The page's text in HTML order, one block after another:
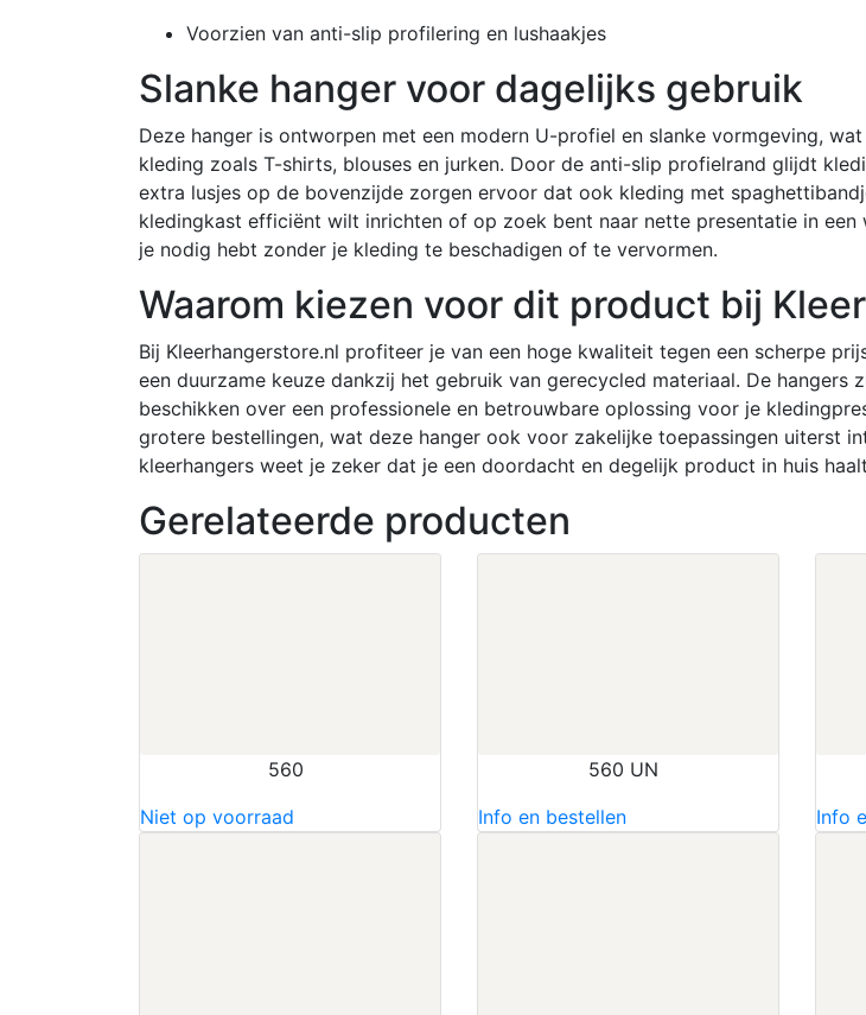
Voorzien van anti-slip profilering en lushaakjes
Slanke hanger voor dagelijks gebruik
Deze hanger is ontworpen met een modern U-profiel en slanke vormgeving,
kleding zoals T-shirts, blouses en jurken. Door de anti-slip profielrand glijdt
extra lusjes op de bovenzijde zorgen ervoor dat ook kleding met
kledingkast efficiënt wilt inrichten of op zoek bent naar nette presentatie in
je nodig hebt zonder je kleding te beschadigen of te vervormen.
Waarom kiezen voor dit product bij
Bij Kleerhangerstore.nl profiteer je van een hoge kwaliteit tegen een scherpe
een duurzame keuze dankzij het gebruik van gerecycled materiaal. De
beschikken over een professionele en betrouwbare oplossing voor je
grotere bestellingen, wat deze hanger ook voor zakelijke toepassingen uiterst
kleerhangers weet je zeker dat je een doordacht en degelijk product in huis
Gerelateerde producten
560
Niet op voorraad
560 UN
Info en bestellen
Info